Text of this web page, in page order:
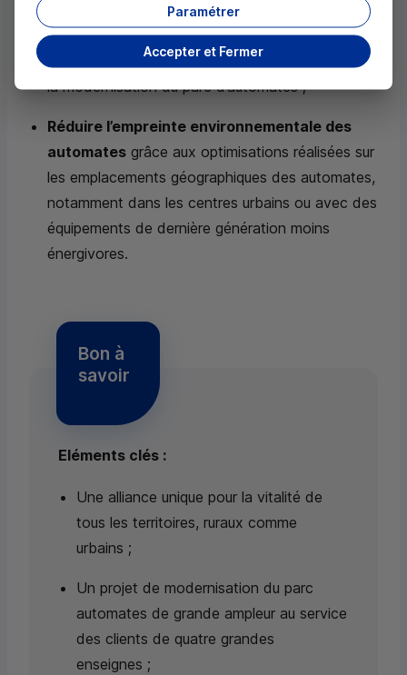
Répondre aux nouvelles attentes et aux
nouveaux besoins des clientsparticuliers,
professionnels et entreprises, notamment grâce à
la modernisation du parc d’automates ;
Réduire l’empreinte environnementale des
automates grâce aux optimisations réalisées sur
les emplacements géographiques des automates,
notamment dans les centres urbains ou avec des
équipements de dernière génération moins
énergivores.
Bon à
savoir
Eléments clés :
Une alliance unique pour la vitalité de
tous les territoires, ruraux comme
urbains ;
Un projet de modernisation du parc
automates de grande ampleur au service
des clients de quatre grandes
enseignes ;
Accepter et Fermer
Paramétrer